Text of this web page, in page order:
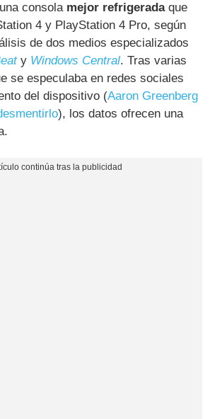
consola mejor refrigeradaque
4 y PlayStation 4 Pro, según
de dos medios especializados
y Windows Central. Tras varias
se especulaba en redes sociales
del dispositivo (Aaron Greenberg
), los datos ofrecen una